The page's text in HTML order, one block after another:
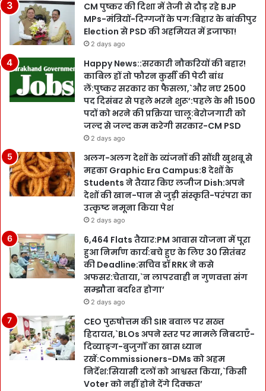
CM पुष्कर की दिशा में तेजी से दौड़ रहे BJP
MPs-मंत्रियों-दिग्गजों के पग:बिहार के बांकीपुर
Election से PSD की अहमियत में इजाफा!
2 days ago
Happy News::सरकारी नौकरियों की बहार!
काबिल हों तो फौरन कुर्सी की पेटी बांध
लें:पुष्कर सरकार का फैसला,`और नए 2500
पद दिसंबर से पहले भरने शुरू’:पहले के भी 1500
पदों को भरने की प्रक्रिया चालू:बेरोजगारी को
जल्द से जल्द कम करेगी सरकार-CM PSD
2 days ago
अलग-अलग देशों के व्यंजनों की सोंधी खुशबू से
महका Graphic Era Campus:8 देशों के
Students ने तैयार किए लजीज Dish:अपने
देशों की खान-पान से जुड़ी संस्कृति-परंपरा का
उत्कृष्ट नमूना किया पेश
2 days ago
6,464 Flats तैयार:PM आवास योजना में पूरा
हुआ निर्माण कार्य:बचे हुए के लिए 30 सितंबर
की Deadline:सचिव डॉ RRK ने कसे
अफसर:चेताया,`न लापरवाही न गुणवत्ता संग
सम्झौता बर्दाश्त होगा’
2 days ago
CEO पुरुषोत्तम की SIR बवाल पर सख्त
हिदायत,`BLOs अपने स्तर पर मामले निबटाएँ-
दिव्याङ्ग-बुजुर्गों का खास ध्यान
रखें:Commissioners-DMs को अहम
निर्देश:सियासी दलों को आश्वस्त किया,`किसी
Voter को नहीं होने देंगे दिक्कत’